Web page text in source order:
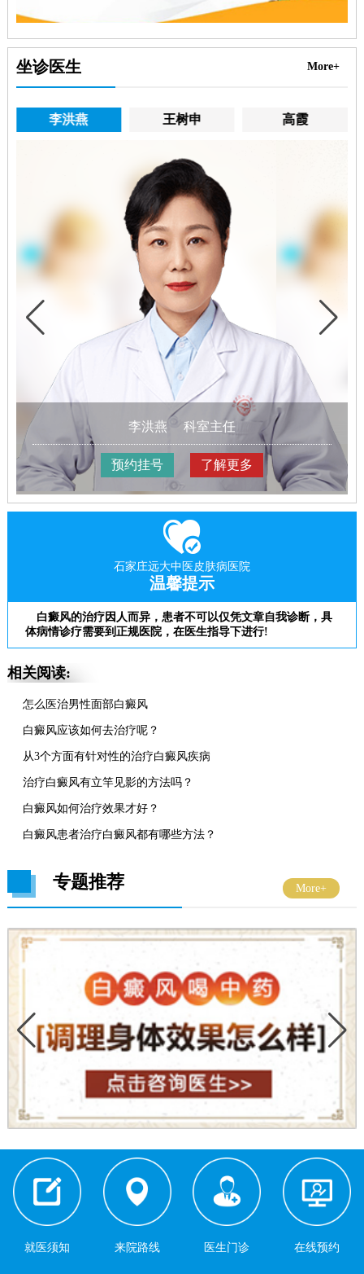
坐诊医生 More+
李洪燕 王树申 高霞
李洪燕 科室主任
预约挂号 了解更多
石家庄远大中医皮肤病医院
温馨提示
白癜风的治疗因人而异，患者不可以仅凭文章自我诊断，具
体病情诊疗需要到正规医院，在医生指导下进行!
相关阅读:
怎么医治男性面部白癜风
白癜风应该如何去治疗呢？
从3个方面有针对性的治疗白癜风疾病
治疗白癜风有立竿见影的方法吗？
白癜风如何治疗效果才好？
白癜风患者治疗白癜风都有哪些方法？
专题推荐 More+
就医须知 来院路线 医生门诊 在线预约